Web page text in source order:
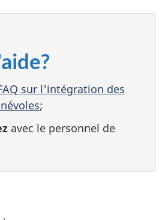
sur l'intégration des
;
avec le personnel de